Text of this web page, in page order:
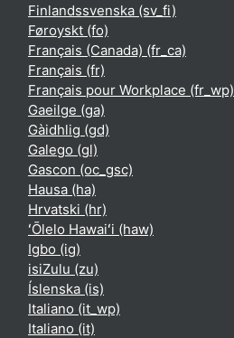
Finlandssvenska ‎(sv_fi)‎
Føroyskt ‎(fo)‎
Français (Canada) ‎(fr_ca)‎
Français ‎(fr)‎
Français pour Workplace ‎(fr_wp)‎
Gaeilge ‎(ga)‎
Gàidhlig ‎(gd)‎
Galego ‎(gl)‎
Gascon ‎(oc_gsc)‎
Hausa ‎(ha)‎
Hrvatski ‎(hr)‎
ʻŌlelo Hawaiʻi ‎(haw)‎
Igbo ‎(ig)‎
isiZulu ‎(zu)‎
Íslenska ‎(is)‎
Italiano ‎(it_wp)‎
Italiano ‎(it)‎